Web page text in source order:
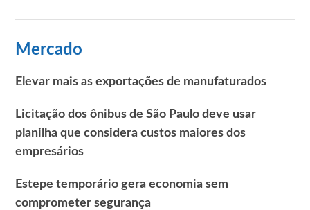
Mercado
Elevar mais as exportações de manufaturados
Licitação dos ônibus de São Paulo deve usar
planilha que considera custos maiores dos
empresários
Estepe temporário gera economia sem
comprometer segurança